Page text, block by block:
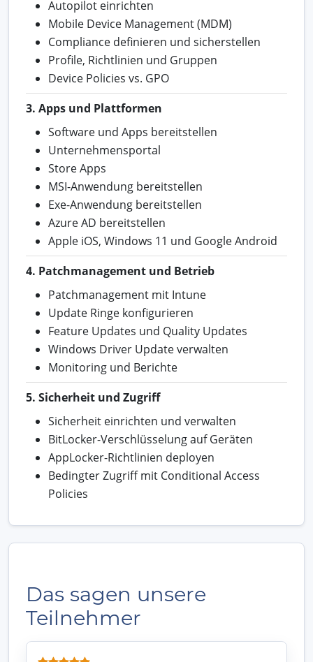
Autopilot einrichten
Mobile Device Management (MDM)
Compliance definieren und sicherstellen
Profile, Richtlinien und Gruppen
Device Policies vs. GPO
3. Apps und Plattformen
Software und Apps bereitstellen
Unternehmensportal
Store Apps
MSI-Anwendung bereitstellen
Exe-Anwendung bereitstellen
Azure AD bereitstellen
Apple iOS, Windows 11 und Google Android
4. Patchmanagement und Betrieb
Patchmanagement mit Intune
Update Ringe konfigurieren
Feature Updates und Quality Updates
Windows Driver Update verwalten
Monitoring und Berichte
5. Sicherheit und Zugriff
Sicherheit einrichten und verwalten
BitLocker-Verschlüsselung auf Geräten
AppLocker-Richtlinien deployen
Bedingter Zugriff mit Conditional Access
Policies
Das sagen unsere
Teilnehmer